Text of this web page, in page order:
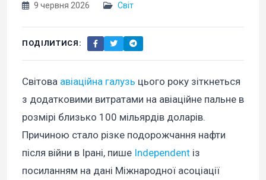
9 червня 2026 Світ
ПОДІЛИТИСЯ:
Світова авіаційна галузь цього року зіткнеться
з додатковими витратами на авіаційне пальне в
розмірі близько 100 мільярдів доларів.
Причиною стало різке подорожчання нафти
після війни в Ірані, пише Independent із
посиланням на дані Міжнародної асоціації